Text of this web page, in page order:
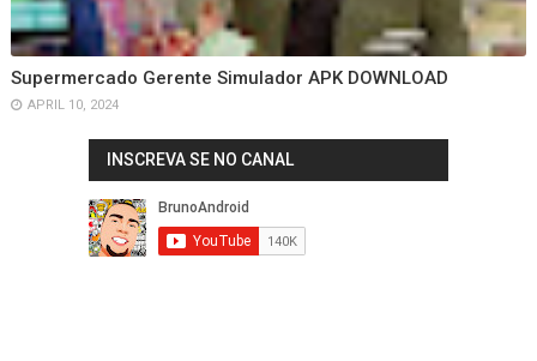
Supermercado Gerente Simulador APK DOWNLOAD
APRIL 10, 2024
INSCREVA SE NO CANAL